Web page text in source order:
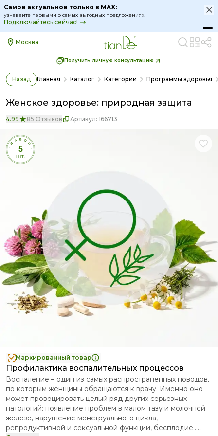
Самое актуальное только в MAX:
узнавайте первыми о самых выгодных предложениях!
Подключайтесь сейчас!
Москва
Получить личную консультацию
Назад Главная Каталог Категории Программы здоровья
Женское здоровье: природная защита
4.99 85 Отзывов Артикул: 166713
Маркированный товар
Профилактика воспалительных процессов
Воспаление – один из самых распространенных поводов,
по которым женщины обращаются к врачу. Именно оно
может провоцировать целый ряд других серьезных
патологий: появление проблем в малом тазу и молочной
железе, нарушение менструального цикла,
репродуктивной и сексуальной функции, бесплодие…